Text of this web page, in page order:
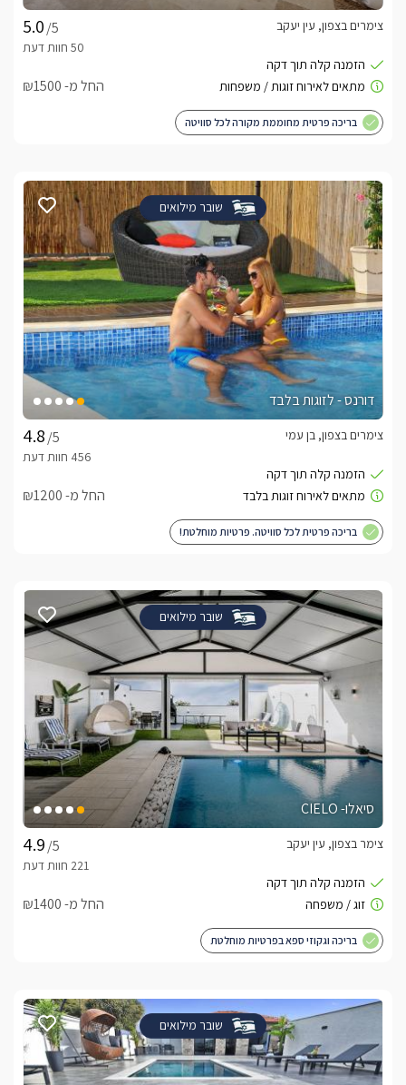
/5
צימרים בצפון, עין יעקב
החל מ- ₪1500
בריכה פרטית מחוממת מקורה לכל סוויטה
שובר מילואים
דורנס - לזוגות בלבד
/5
צימרים בצפון, בן עמי
החל מ- ₪1200
בריכה פרטית לכל סוויטה. פרטיות מוחלטת!
שובר מילואים
סיאלו- CIELO
/5
צימר בצפון, עין יעקב
החל מ- ₪1400
בריכה וגקוזי ספא בפרטיות מוחלטת
שובר מילואים